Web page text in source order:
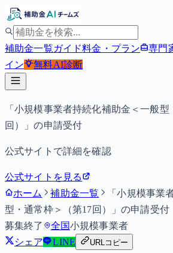
補助金一覧ガイド料金・プラン 専門
イン
無料AI診断
「小規模事業者持続化補助金＜一般
回）」の申請受付
公式サイトで詳細を確認
公式サイトを見る
ホーム
補助金一覧
「小規模事業
型・通常枠＞（第17回）」の申請受付
募集終了
全国小規模事業者
シェア
LINE URLコピー